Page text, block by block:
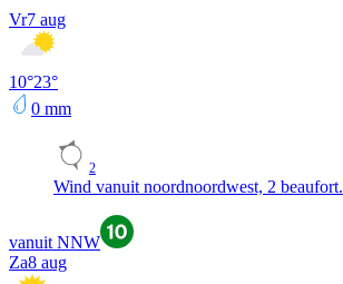
Vr7 aug
10°23°
0 mm
2
Wind vanuit noordnoordwest, 2 beaufort.
vanuit NNW
Za8 aug